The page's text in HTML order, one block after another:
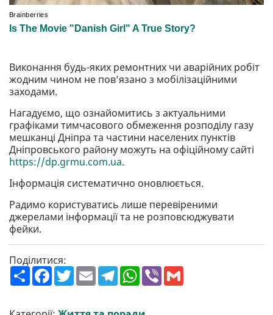
Виконання будь-яких ремонтних чи аварійних робіт
жодним чином не пов’язано з мобілізаційними
заходами.
Нагадуємо, що ознайомитись з актуальними
графіками тимчасового обмеження розподілу газу
мешканці Дніпра та частини населених пунктів
Дніпровського району можуть на офіційному сайті
https://dp.grmu.com.ua.
Інформація систематично оновлюється.
Радимо користуватись лише перевіреними
джерелами інформації та не розповсюджувати
фейки.
Поділитися:
П
о
р
F
a
b
T
w
t
E
m
l
T
e
g
W
h
s
V